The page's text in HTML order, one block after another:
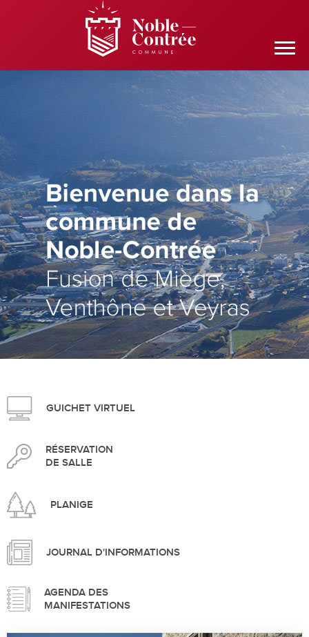
>
GUICHET VIRTUEL
RÉSERVATION
DE SALLE
PLANIGE
JOURNAL D'INFORMATIONS
AGENDA DES
MANIFESTATIONS